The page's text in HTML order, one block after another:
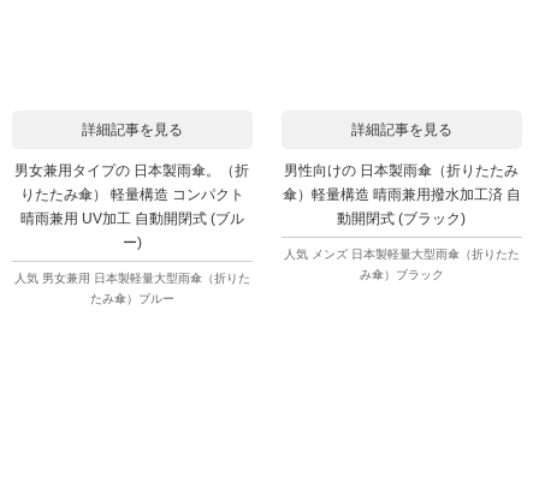
詳細記事を見る
男女兼用タイプの 日本製雨傘。（折
りたたみ傘） 軽量構造 コンパクト
晴雨兼用 UV加工 自動開閉式 (ブル
ー)
人気 男女兼用 日本製軽量大型雨傘（折りた
たみ傘）ブルー
詳細記事を見る
男性向けの 日本製雨傘（折りたたみ
傘）軽量構造 晴雨兼用撥水加工済 自
動開閉式 (ブラック)
人気 メンズ 日本製軽量大型雨傘（折りたた
み傘）ブラック